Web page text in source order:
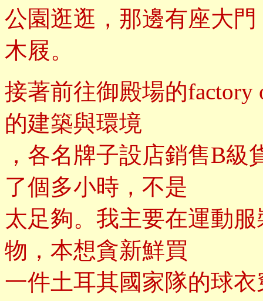
公園逛逛，那邊有座大
木屐。
接著前往御殿場的
的建築與環境
，各名牌子設店銷售B
了個多小時，不是
太足夠。我主要在運動
物，本想貪新鮮買
一件土耳其國家隊的球